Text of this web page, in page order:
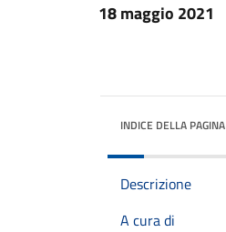
18 maggio 2021
INDICE DELLA PAGINA
Descrizione
A cura di